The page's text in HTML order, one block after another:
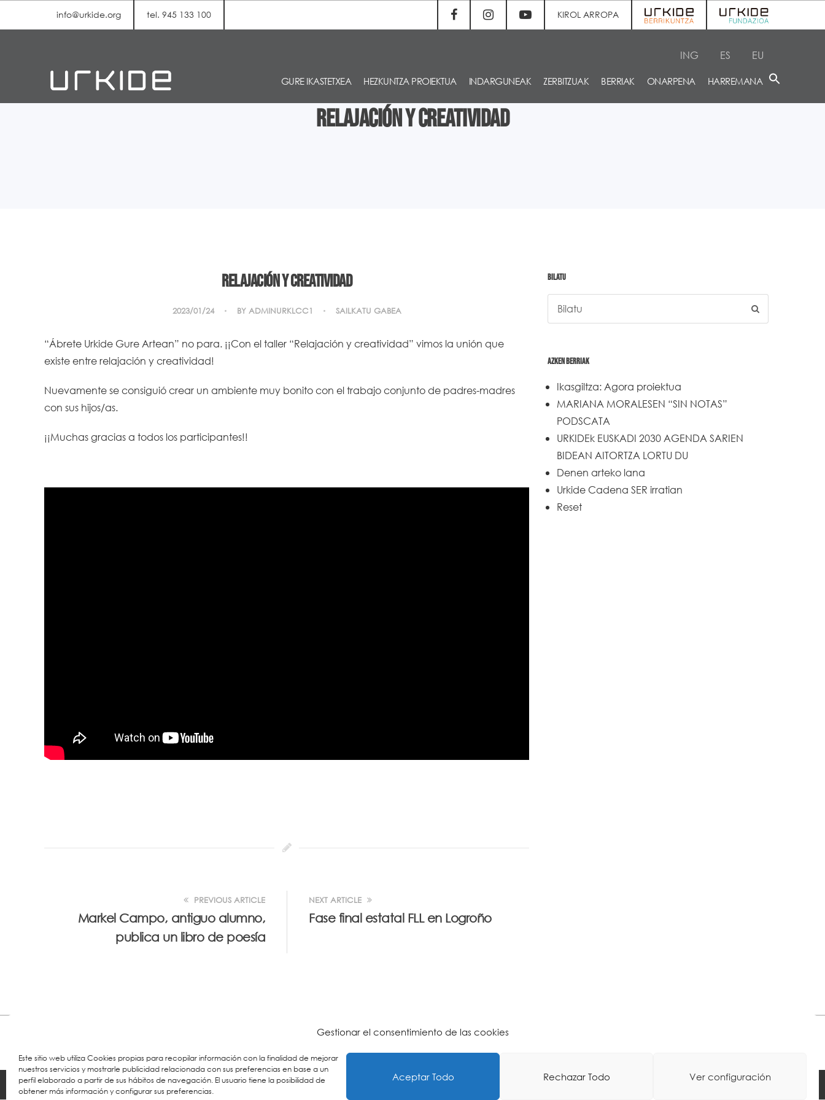
Gestionar el consentimiento de las cookies
Este sitio web utiliza Cookies propias para recopilar información con la finalidad de mejorar
nuestros servicios y mostrarle publicidad relacionada con sus preferencias en base a un
perfil elaborado a partir de sus hábitos de navegación. El usuario tiene la posibilidad de
obtener más información y configurar sus preferencias.
Aceptar Todo Rechazar Todo Ver configuración
info@urkide.org tel. 945 133 100 KIROL ARROPA
ING ES EU
GURE IKASTETXEA HEZKUNTZA PROIEKTUA INDARGUNEAK ZERBITZUAK BERRIAK ONARPENA HARREMANA
Relajación y Creatividad
Relajación y Creatividad
2023/01/24 BY ADMINURKLCC1 SAILKATU GABEA
“Ábrete Urkide Gure Artean” no para. ¡¡Con el taller “Relajación y creatividad” vimos la unión que
existe entre relajación y creatividad!
Nuevamente se consiguió crear un ambiente muy bonito con el trabajo conjunto de padres-madres
con sus hijos/as.
¡¡Muchas gracias a todos los participantes!!
PREVIOUS ARTICLE
Markel Campo, antiguo alumno,
publica un libro de poesía
NEXT ARTICLE
Fase final estatal FLL en Logroño
BILATU
AZKEN BERRIAK
Ikasgiltza: Agora proiektua
MARIANA MORALESEN “SIN NOTAS”
PODSCATA
URKIDEk EUSKADI 2030 AGENDA SARIEN
BIDEAN AITORTZA LORTU DU
Denen arteko lana
Urkide Cadena SER irratian
Reset
© 2023 Colegio URKIDE Ikastetxea, School.Cookien Politika- Pribatasun Politika-Lege Oharra Postontzi Etikoa-Web Diseinua: La Consulta Creativa